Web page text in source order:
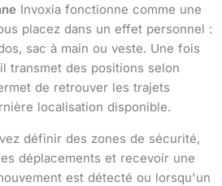
Invoxia fonctionne comme une
placez dans un effet personnel :
sac à main ou veste. Une fois
transmet des positions selon
de retrouver les trajets
localisation disponible.
définir des zones de sécurité,
déplacements et recevoir une
est détecté ou lorsqu'un